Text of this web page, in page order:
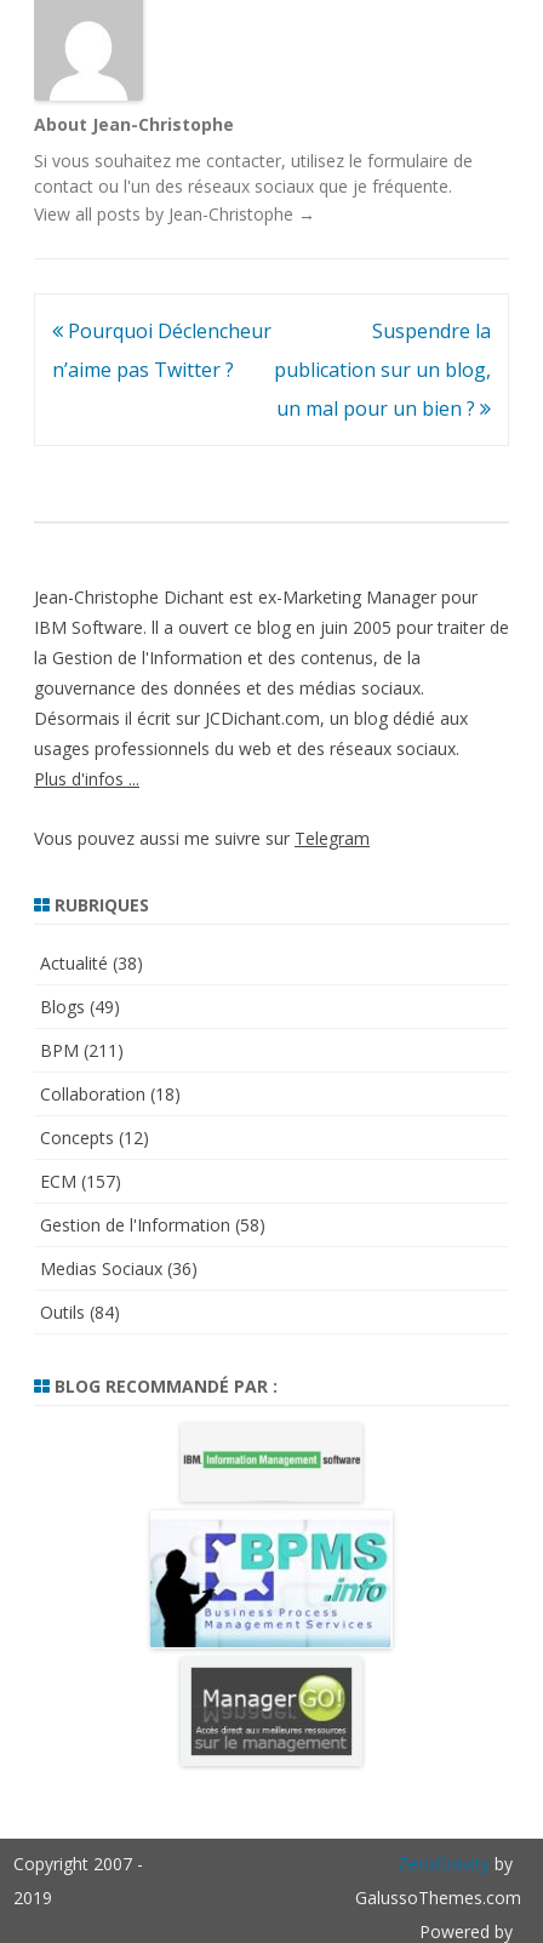
About Jean-Christophe
Si vous souhaitez me contacter, utilisez le formulaire de
contact ou l'un des réseaux sociaux que je fréquente.
View all posts by Jean-Christophe →
Navigation
de
Pourquoi Déclencheur
n’aime pas Twitter ?
Suspendre la
publication sur un blog,
un mal pour un bien ?
Jean-Christophe Dichant est ex-Marketing Manager pour
IBM Software. ll a ouvert ce blog en juin 2005 pour traiter de
la Gestion de l'Information et des contenus, de la
gouvernance des données et des médias sociaux.
Désormais il écrit sur JCDichant.com, un blog dédié aux
usages professionnels du web et des réseaux sociaux.
Plus d'infos ...
Vous pouvez aussi me suivre sur Telegram
RUBRIQUES
Actualité (38)
Blogs (49)
BPM (211)
Collaboration (18)
Concepts (12)
ECM (157)
Gestion de l'Information (58)
Medias Sociaux (36)
Outils (84)
BLOG RECOMMANDÉ PAR :
Copyright 2007 -
2019
ZeroGravityby
GalussoThemes.com
Powered by